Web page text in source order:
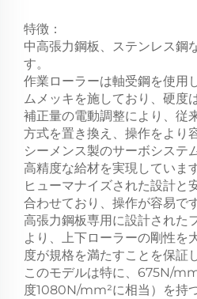
特徴：
中高張力鋼板、ステンレス鋼
す。
作業ローラーは軸受鋼を使用
ムメッキを施しており、硬度
補正量の電動調整により、従
方式を置き換え、操作をより
シーメンス製のサーボシステ
高精度な給材を実現しています
ヒューマナイズされた設計と
合わせており、操作が容易です
高張力鋼板専用に設計された
より、上下ローラーの剛性を
度が規格を満たすことを保証
このモデルは特に、675N/
度1080N/mm²に相当）を持